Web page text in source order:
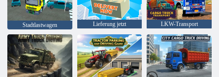
Stadtlastwagen Lieferung jetzt LKW-Transport